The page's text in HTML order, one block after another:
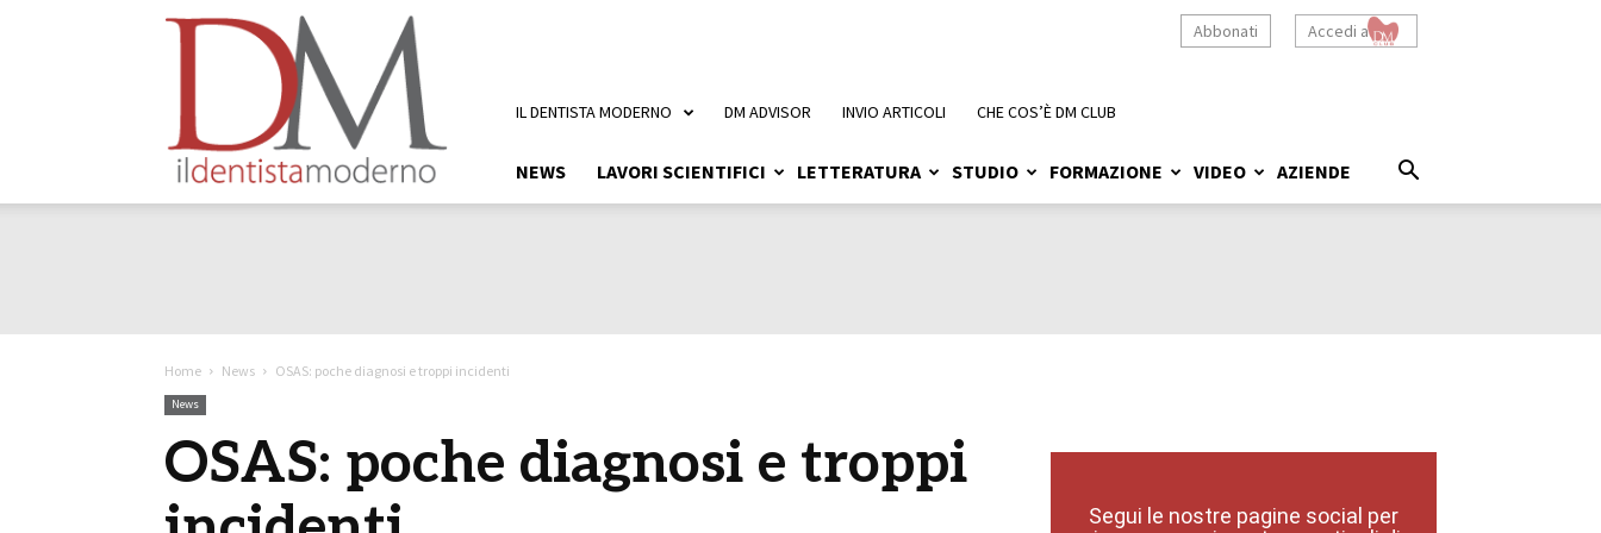
Accedi a
Abbonati
NEWS LAVORI SCIENTIFICI LETTERATURA STUDIO FORMAZIONE VIDEO AZIENDE
IL DENTISTA MODERNO DM ADVISOR INVIO ARTICOLI CHE COS’È DM CLUB
Home News OSAS: poche diagnosi e troppi incidenti
News
OSAS: poche diagnosi e troppi
Segui le nostre pagine social per